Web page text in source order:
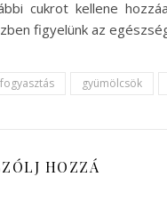
cukrot kellene
figyelünk az
gyümölcsök
HOZZÁ